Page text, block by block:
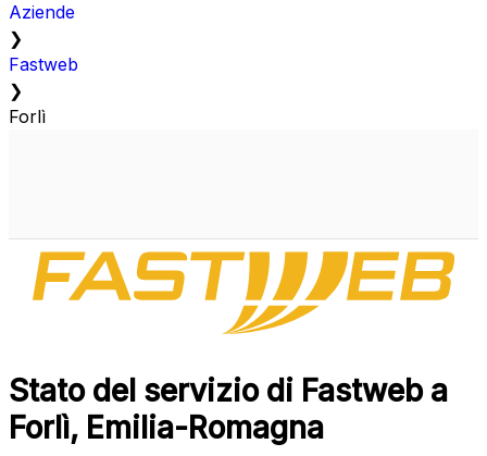
Aziende
❯
Fastweb
❯
Forlì
Stato del servizio di Fastweb a
Forlì, Emilia-Romagna